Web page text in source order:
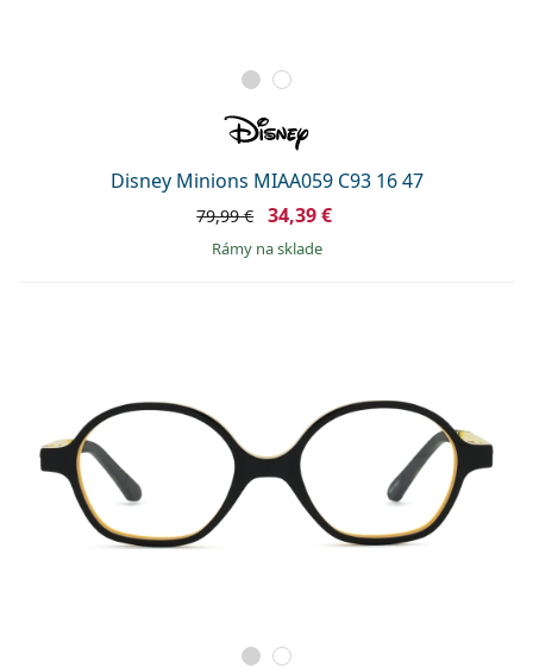
Disney Minions MIAA059 C93 16 47
79,99 € 34,39 €
rámy na sklade